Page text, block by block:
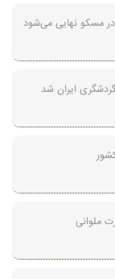
در مسکو نهایی می‌شود
ایران شد
ملوانی